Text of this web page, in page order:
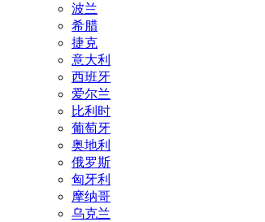
波兰
希腊
捷克
意大利
西班牙
爱尔兰
比利时
葡萄牙
奥地利
俄罗斯
匈牙利
摩纳哥
乌克兰